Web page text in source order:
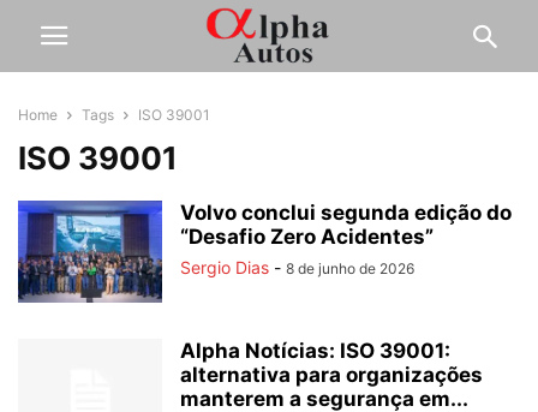
Home Tags ISO 39001
ISO 39001
Volvo conclui segunda edição do
“Desafio Zero Acidentes”
Sergio Dias - 8 de junho de 2026
Alpha Notícias: ISO 39001:
alternativa para organizações
manterem a segurança em...